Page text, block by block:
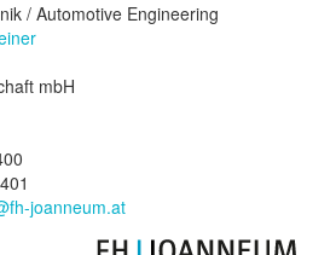
/ Automotive Engineering
mbH
joanneum.at